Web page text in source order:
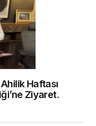
Haftası
Ziyaret.